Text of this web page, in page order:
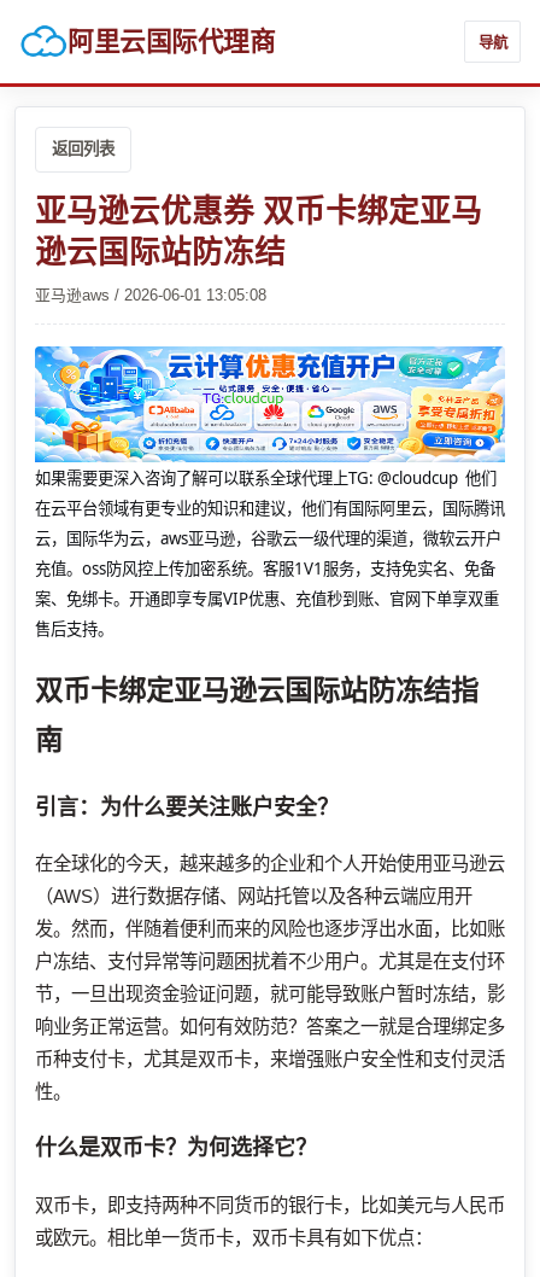
阿里云国际代理商 导航
返回列表
亚马逊云优惠券 双币卡绑定亚马
逊云国际站防冻结
亚马逊aws / 2026-06-01 13:05:08
如果需要更深入咨询了解可以联系全球代理上TG: @cloudcup 他们
在云平台领域有更专业的知识和建议，他们有国际阿里云，国际腾讯
云，国际华为云，aws亚马逊，谷歌云一级代理的渠道，微软云开户
充值。oss防风控上传加密系统。客服1V1服务，支持免实名、免备
案、免绑卡。开通即享专属VIP优惠、充值秒到账、官网下单享双重
售后支持。
双币卡绑定亚马逊云国际站防冻结指
南
引言：为什么要关注账户安全？
在全球化的今天，越来越多的企业和个人开始使用亚马逊云
（AWS）进行数据存储、网站托管以及各种云端应用开
发。然而，伴随着便利而来的风险也逐步浮出水面，比如账
户冻结、支付异常等问题困扰着不少用户。尤其是在支付环
节，一旦出现资金验证问题，就可能导致账户暂时冻结，影
响业务正常运营。如何有效防范？答案之一就是合理绑定多
币种支付卡，尤其是双币卡，来增强账户安全性和支付灵活
性。
什么是双币卡？为何选择它？
双币卡，即支持两种不同货币的银行卡，比如美元与人民币
或欧元。相比单一货币卡，双币卡具有如下优点：